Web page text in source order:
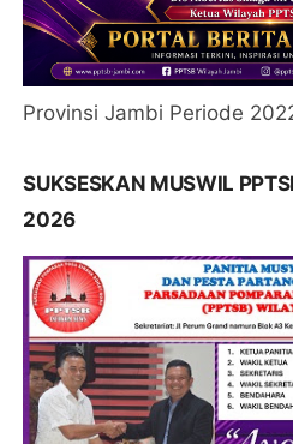
Provinsi Jambi Periode
SUKSESKAN MUSWIL
2026